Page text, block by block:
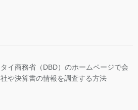
タイ商務省（DBD）のホームページで会
社や決算書の情報を調査する方法